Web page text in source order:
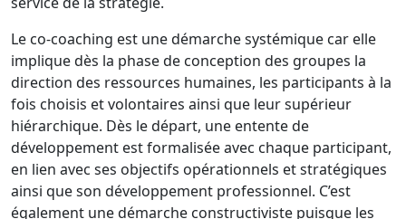
Le co-coaching est une démarche systémique car elle
implique dès la phase de conception des groupes la
direction des ressources humaines, les participants à la
fois choisis et volontaires ainsi que leur supérieur
hiérarchique. Dès le départ, une entente de
développement est formalisée avec chaque participant,
en lien avec ses objectifs opérationnels et stratégiques
ainsi que son développement professionnel. C’est
également une démarche constructiviste puisque les